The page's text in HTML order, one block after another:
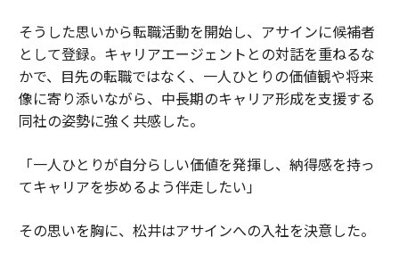
そうした思いから転職活動を開始し、アサインに候補者
として登録。キャリアエージェントとの対話を重ねるな
かで、目先の転職ではなく、一人ひとりの価値観や将来
像に寄り添いながら、中長期のキャリア形成を支援する
同社の姿勢に強く共感した。
「一人ひとりが自分らしい価値を発揮し、納得感を持っ
てキャリアを歩めるよう伴走したい」
その思いを胸に、松井はアサインへの入社を決意した。